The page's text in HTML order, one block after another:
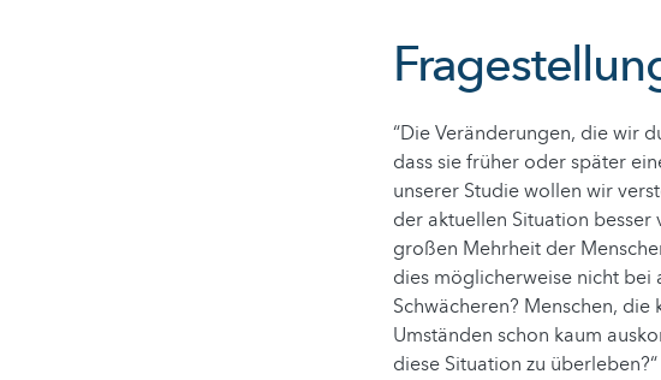
“Die Veränderungen, die wir
dass sie früher oder später
unserer Studie wollen wir
der aktuellen Situation besser
großen Mehrheit der
dies möglicherweise nicht bei
Schwächeren? Menschen,
Umständen schon kaum
diese Situation zu überleben?“